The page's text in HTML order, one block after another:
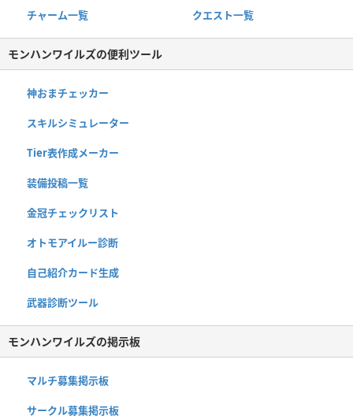
チャーム一覧 クエスト一覧
モンハンワイルズの便利ツール
神おまチェッカー
スキルシミュレーター
Tier表作成メーカー
装備投稿一覧
金冠チェックリスト
オトモアイルー診断
自己紹介カード生成
武器診断ツール
モンハンワイルズの掲示板
マルチ募集掲示板
サークル募集掲示板